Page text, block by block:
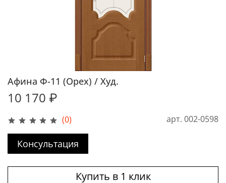
(0) арт. 002-0598
Афина Ф-11 (Орех) / Худ.
10 170 ₽
Консультация
Купить в 1 клик